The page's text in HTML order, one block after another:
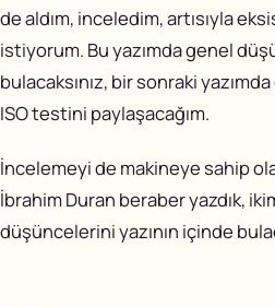
Movioo
İletişim
X
de aldım, inceledim, artısıyla
istiyorum. Bu yazımda genel
bulacaksınız, bir sonraki
ISO testini paylaşacağım.
İncelemeyi de makineye sahip
İbrahim Duran beraber yazdık,
düşüncelerini yazının içinde